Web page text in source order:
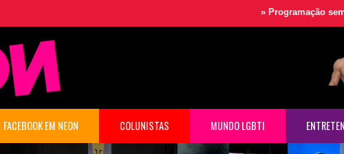
Programação semanal do
FACEBOOK EM NEON COLUNISTAS MUNDO LGBTI